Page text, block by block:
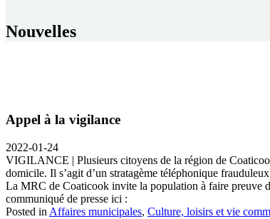
Nouvelles
Appel à la vigilance
2022-01-24
VIGILANCE | Plusieurs citoyens de la région de
domicile. Il s’agit d’un stratagème téléphonique
La MRC de Coaticook invite la population à faire preuve
communiqué de presse ici :
Posted in Affaires municipales, Culture, loisirs et vie